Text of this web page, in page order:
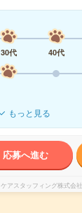
30代 40代
もっと見る
応募へ進む
ケアスタッフィング株式会社